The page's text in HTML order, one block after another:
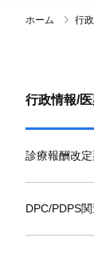
ホーム 行
行政情報/
診療報酬改
DPC/PDPS